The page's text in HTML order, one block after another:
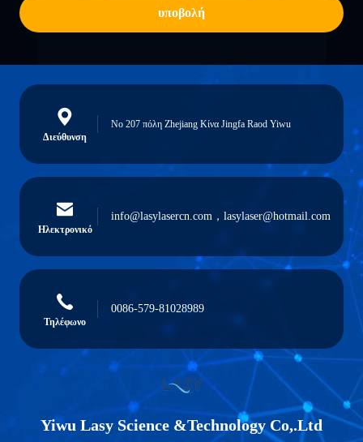
υποβολή
Διεύθυνση
Νο 207 πόλη Zhejiang Κίνα Jingfa Raod Yiwu
Ηλεκτρονικό
info@lasylasercn.com，lasylaser@hotmail.com
Τηλέφωνο
0086-579-81028989
Yiwu Lasy Science &Technology Co,.Ltd